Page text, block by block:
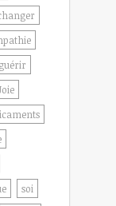
guérir
soi